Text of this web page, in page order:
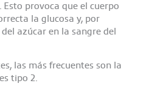
provoca que el cuerpo
la glucosa y, por
azúcar en la sangre del
las más frecuentes son la
tipo 2.